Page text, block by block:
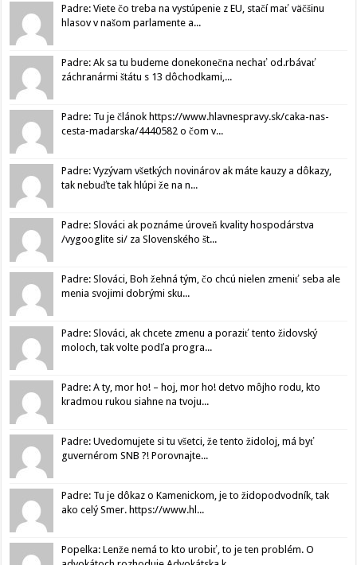
Padre: Viete čo treba na vystúpenie z EU, stačí mať väčšinu
hlasov v našom parlamente a...
Padre: Ak sa tu budeme donekonečna nechať od.rbávať
záchranármi štátu s 13 dôchodkami,...
Padre: Tu je článok https://www.hlavnespravy.sk/caka-nas-
cesta-madarska/4440582 o čom v...
Padre: Vyzývam všetkých novinárov ak máte kauzy a dôkazy,
tak nebuďte tak hlúpi že na n...
Padre: Slováci ak poznáme úroveň kvality hospodárstva
/vygooglite si/ za Slovenského št...
Padre: Slováci, Boh žehná tým, čo chcú nielen zmeniť seba ale
menia svojimi dobrými sku...
Padre: Slováci, ak chcete zmenu a poraziť tento židovský
moloch, tak volte podľa progra...
Padre: A ty, mor ho! – hoj, mor ho! detvo môjho rodu, kto
kradmou rukou siahne na tvoju...
Padre: Uvedomujete si tu všetci, že tento židoloj, má byť
guvernérom SNB ?! Porovnajte...
Padre: Tu je dôkaz o Kamenickom, je to židopodvodník, tak
ako celý Smer. https://www.hl...
Popelka: Lenže nemá to kto urobiť, to je ten problém. O